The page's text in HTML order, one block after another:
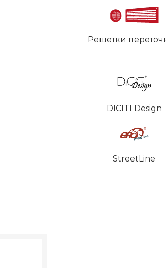
Решетки
DICITI Design
StreetLine